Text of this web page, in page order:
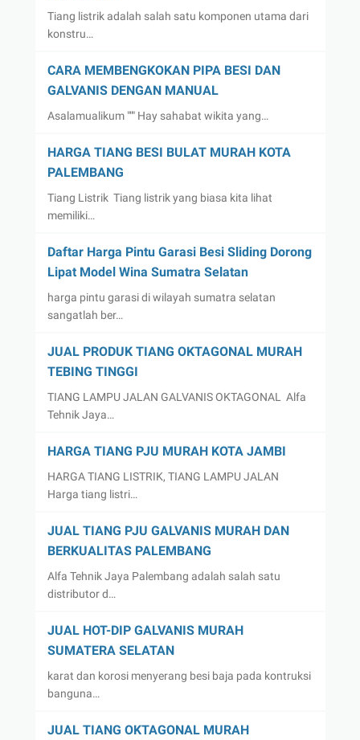
Tiang listrik adalah salah satu komponen utama dari
konstru…
CARA MEMBENGKOKAN PIPA BESI DAN
GALVANIS DENGAN MANUAL
Asalamualikum """ Hay sahabat wikita yang…
HARGA TIANG BESI BULAT MURAH KOTA
PALEMBANG
Tiang Listrik Tiang listrik yang biasa kita lihat
memiliki…
Daftar Harga Pintu Garasi Besi Sliding Dorong
Lipat Model Wina Sumatra Selatan
harga pintu garasi di wilayah sumatra selatan
sangatlah ber…
JUAL PRODUK TIANG OKTAGONAL MURAH
TEBING TINGGI
TIANG LAMPU JALAN GALVANIS OKTAGONAL Alfa
Tehnik Jaya…
HARGA TIANG PJU MURAH KOTA JAMBI
HARGA TIANG LISTRIK, TIANG LAMPU JALAN
Harga tiang listri…
JUAL TIANG PJU GALVANIS MURAH DAN
BERKUALITAS PALEMBANG
Alfa Tehnik Jaya Palembang adalah salah satu
distributor d…
JUAL HOT-DIP GALVANIS MURAH
SUMATERA SELATAN
karat dan korosi menyerang besi baja pada kontruksi
banguna…
JUAL TIANG OKTAGONAL MURAH